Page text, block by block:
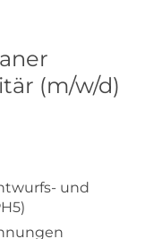
(m/w/d)
und